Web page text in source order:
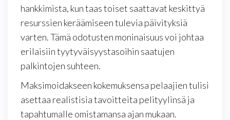
hankkimista, kun taas toiset saattavat keskittyä
resurssien keräämiseen tulevia päivityksiä
varten. Tämä odotusten moninaisuus voi johtaa
erilaisiin tyytyväisyystasoihin saatujen
palkintojen suhteen.
Maksimoidakseen kokemuksensa pelaajien tulisi
asettaa realistisia tavoitteita pelityylinsä ja
tapahtumalle omistamansa ajan mukaan.